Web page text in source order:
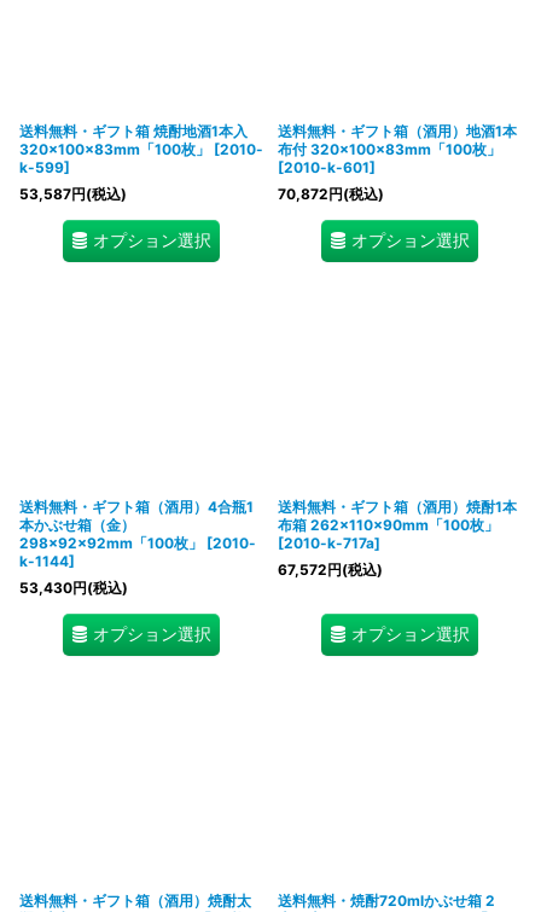
送料無料・ギフト箱 焼酎地酒1本入
320×100×83mm「100枚」
[2010-
k-599]
53,587円(税込)
オプション選択
送料無料・ギフト箱（酒用）地酒1本
布付 320×100×83mm「100枚」
[2010-k-601]
70,872円(税込)
オプション選択
送料無料・ギフト箱（酒用）4合瓶1
本かぶせ箱（金）
298×92×92mm「100枚」
[2010-
k-1144]
53,430円(税込)
オプション選択
送料無料・ギフト箱（酒用）焼酎1本
布箱 262×110×90mm「100枚」
[2010-k-717a]
67,572円(税込)
オプション選択
送料無料・ギフト箱（酒用）焼酎太
送料無料・焼酎720mlかぶせ箱 2